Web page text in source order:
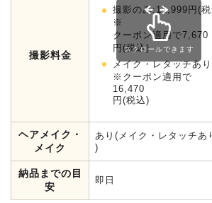
撮影料金
撮影のみ:11,999円(
※
クーポン適用で7,670
円(税込)
メイク・レタッチあ
※クーポン適用で
16,470
円(税込)
ヘアメイク・
メイク
あり(メイク・レタッチあ
)
納品までの目
安
即日